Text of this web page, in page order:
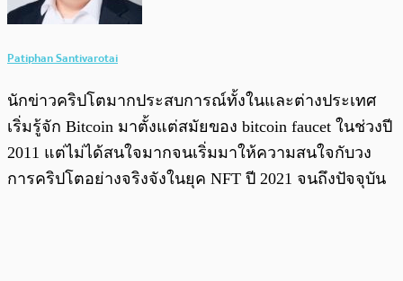
Patiphan Santivarotai
นักข่าวคริปโตมากประสบการณ์ทั้งในและต่างประเทศ
เริ่มรู้จัก Bitcoin มาตั้งแต่สมัยของ bitcoin faucet ในช่วงปี
2011 แต่ไม่ได้สนใจมากจนเริ่มมาให้ความสนใจกับวง
การคริปโตอย่างจริงจังในยุค NFT ปี 2021 จนถึงปัจจุบัน